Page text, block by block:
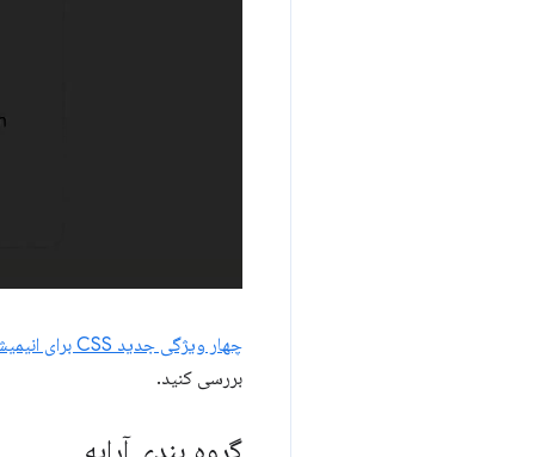
چهار ویژگی جدید CSS برای انیمیشن‌های ورود و خروج روان را
بررسی کنید.
گروه بندی آرایه